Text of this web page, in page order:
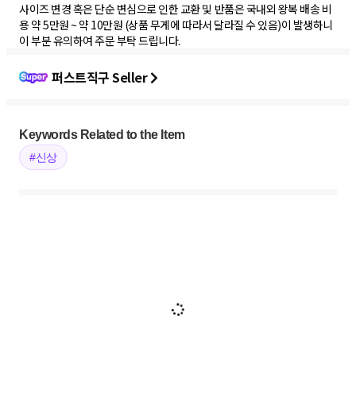
사이즈 변경 혹은 단순 변심으로 인한 교환 및 반품은 국내외 왕복 배송 비
용 약 5만원 ~ 약 10만원 (상품 무게에 따라서 달라질 수 있음)이 발생하니
이 부분 유의하여 주문 부탁 드립니다.
퍼스트직구 Seller
Keywords Related to the Item
#신상